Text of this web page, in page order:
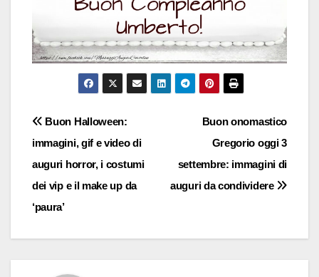
Navigazione
articoli
Buon onomastico
Gregorio oggi 3
settembre: immagini di
auguri da condividere
Buon Halloween:
immagini, gif e video di
auguri horror, i costumi
dei vip e il make up da
‘paura’